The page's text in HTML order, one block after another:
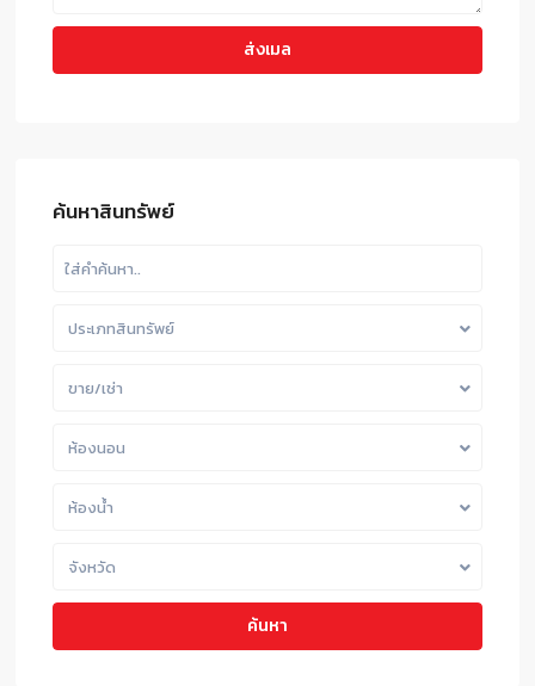
ค้นหาสินทรัพย์
ประเภทสินทรัพย์
ขาย/เช่า
ห้องนอน
ห้องน้ำ
จังหวัด
ค้นหา